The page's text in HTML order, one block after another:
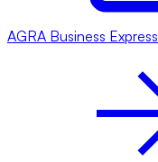
AGRA Business Express